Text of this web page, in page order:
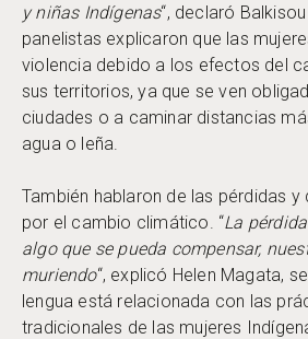
y niñas Indígenas“, declaró
panelistas explicaron que las
violencia debido a los efectos del
sus territorios, ya que se ven
ciudades o a caminar distancias
agua o leña.
También hablaron de las pérdidas
por el cambio climático. “La
algo que se pueda compensar,
muriendo“, explicó Helen Magata,
lengua está relacionada con las
tradicionales de las mujeres